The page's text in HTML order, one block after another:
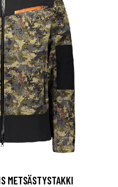
METSÄSTYSTAKKI